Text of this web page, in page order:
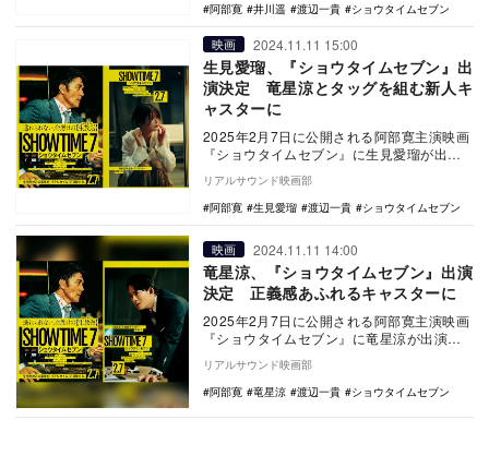
阿部寛
井川遥 渡辺一貴 ショウタイムセブン
映画 2024.11.11 15:00
生見愛瑠、『ショウタイムセブン』出
演決定 竜星涼とタッグを組む新人キ
ャスターに
2025年2月7日に公開される阿部寛主演映画
『ショウタイムセブン』に生見愛瑠が出演
することが発表された。 本作は、ハ・ジ
ョン…
リアルサウンド映画部
阿部寛
生見愛瑠 渡辺一貴 ショウタイムセブン
映画 2024.11.11 14:00
竜星涼、『ショウタイムセブン』出演
決定 正義感あふれるキャスターに
2025年2月7日に公開される阿部寛主演映画
『ショウタイムセブン』に竜星涼が出演す
ることが発表された。 本作は、ハ・ジョ
ンウ…
リアルサウンド映画部
阿部寛
竜星涼 渡辺一貴 ショウタイムセブン